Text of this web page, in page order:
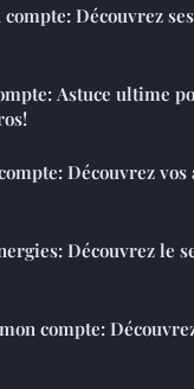
Découvrez
Astuce ultime
Découvrez vos
Découvrez le
compte: